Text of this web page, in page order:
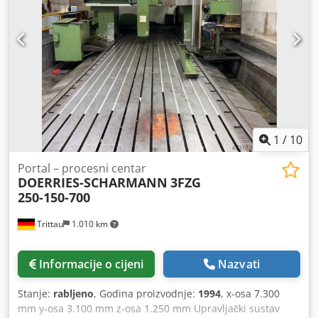
stroja Glava za glodanje je nedavno testirana od strane
proizvođača stroja, stoga je djelomično revidirana i
potpuno funkcionalna. Potpuno nova strojna podnica
tvrtke Stolle! Dodatni moduli prikazani na strojnoj podnici
nisu uključeni u isporuku. Uređaji za usisavanje i kanali
prikazani na slici također nisu uključeni u isporuku.
Prethodni vlasnik bio je etablirani Formule 1 tim iz
središnje Europe. Stroj je uvijek bio pod ugovorom o
održavanju kod proizvođača. Trenutno je stroj rastavljen i
pohranjen. Međutim, pregled je moguć uz prethodni
simultana obrada - Glava za glodanje s mogućnošću
zakretanja C: +200°/-200° Chedpezq Hkzjfx Acwsa A:
+95°/-95° - Prolaz kroz portal Z: 950 mm Y: 2.300 mm
Pribor, prikazani alati i stezne naprave pripadaju isporuci
samo ako je to navedeno u dodatnim informacijama.
Zadržavamo pravo na promjene i pogreške u tehničkim
podacima i informacijama, kao i pravo na prethodnu
prodaju!
1 / 10
Trittau 1.010 km
Portal – procesni centar
DOERRIES-SCHARMANN 3FZG
250-150-700
Informacije o cijeni Nazvati
Stanje: rabljeno, Godina proizvodnje: 1994, x-osa 7.300
mm y-osa 3.100 mm z-osa 1.250 mm Upravljački sustav